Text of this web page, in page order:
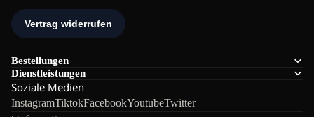
Bestellungen
Dienstleistungen
Soziale Medien
InstagramTiktokFacebookYoutubeTwitter